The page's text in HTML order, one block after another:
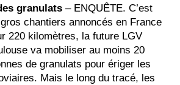
granulats – ENQUÊTE. C’est
chantiers annoncés en France
220 kilomètres, la future LGV
va mobiliser au moins 20
de granulats pour ériger les
Mais le long du tracé, les